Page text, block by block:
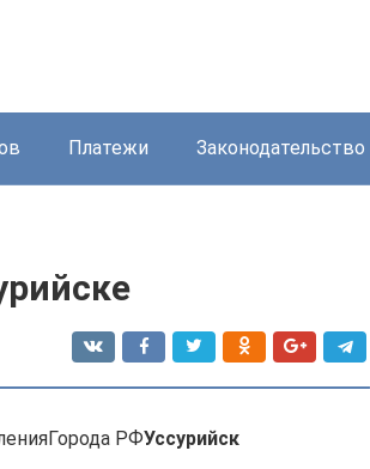
Платежи Законодательство
РФУссурийск